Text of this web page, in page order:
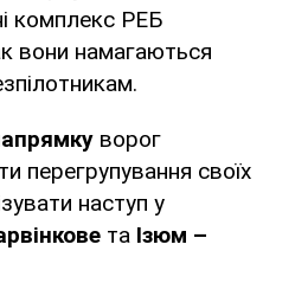
комплекс РЕБ
вони намагаються
ворог
перегрупування своїх
наступ у
та Ізюм –